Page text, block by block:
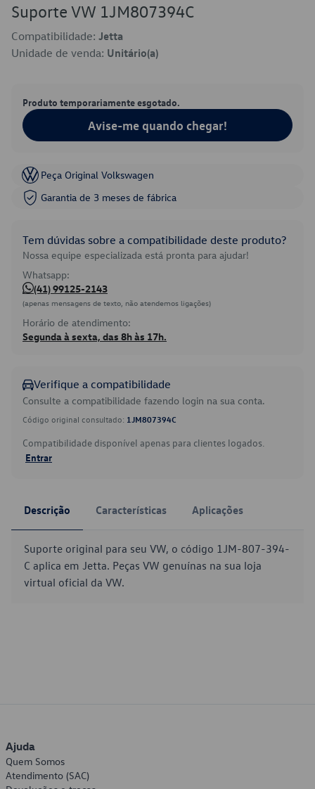
Suporte VW 1JM807394C
Compatibilidade: Jetta
Unidade de venda: Unitário(a)
Produto temporariamente esgotado.
Avise-me quando chegar!
Peça Original Volkswagen
Garantia de 3 meses de fábrica
Tem dúvidas sobre a compatibilidade deste produto?
Nossa equipe especializada está pronta para ajudar!
Whatsapp:
(41) 99125-2143
(apenas mensagens de texto, não atendemos ligações)
Horário de atendimento:
Segunda à sexta, das 8h às 17h.
Verifique a compatibilidade
Consulte a compatibilidade fazendo login na sua conta.
Código original consultado: 1JM807394C
Compatibilidade disponível apenas para clientes logados.
Entrar
Descrição Características Aplicações
Suporte original para seu VW, o código 1JM-807-394-
C aplica em Jetta. Peças VW genuínas na sua loja
virtual oficial da VW.
Ajuda
Quem Somos
Atendimento (SAC)